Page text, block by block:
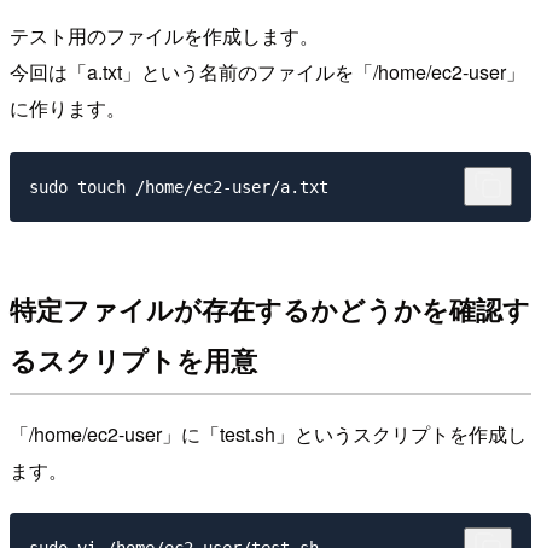
テスト用のファイルを作成します。
今回は「a.txt」という名前のファイルを「/home/ec2-user」
に作ります。
特定ファイルが存在するかどうかを確認す
るスクリプトを用意
「/home/ec2-user」に「test.sh」というスクリプトを作成し
ます。